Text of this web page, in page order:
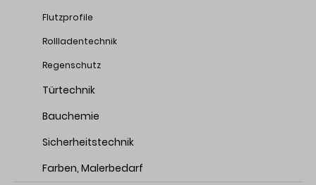
Flutzprofile
Rollladentechnik
Regenschutz
Türtechnik
Bauchemie
Sicherheitstechnik
Farben, Malerbedarf